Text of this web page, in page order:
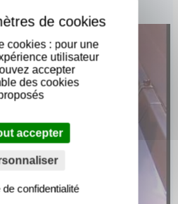
cookies : pour une
utilisateur
accepter
des cookies
accepter
de confidentialité